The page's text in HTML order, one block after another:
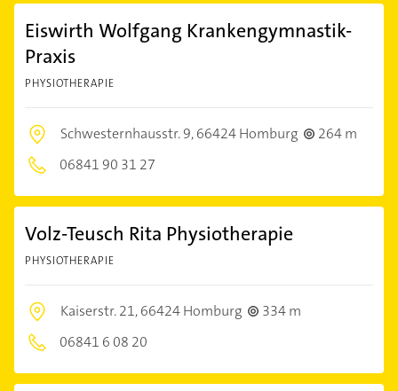
Eiswirth Wolfgang Krankengymnastik-
Praxis
PHYSIOTHERAPIE
Schwesternhausstr. 9,66424 Homburg
264 m
06841 90 31 27
Volz-Teusch Rita Physiotherapie
PHYSIOTHERAPIE
Kaiserstr. 21,66424 Homburg
334 m
06841 6 08 20